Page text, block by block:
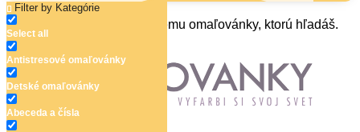
Filter by Kategórie
Select all
Antistresové omaľovánky
Detské omaľovánky
Abeceda a čísla
Zadaj názov, oblasť alebo tému omaľovánky, ktorú hľadáš.